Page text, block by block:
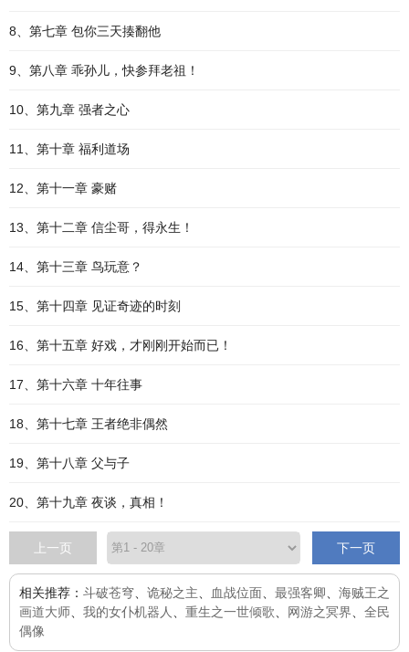
8、第七章 包你三天揍翻他
9、第八章 乖孙儿，快参拜老祖！
10、第九章 强者之心
11、第十章 福利道场
12、第十一章 豪赌
13、第十二章 信尘哥，得永生！
14、第十三章 鸟玩意？
15、第十四章 见证奇迹的时刻
16、第十五章 好戏，才刚刚开始而已！
17、第十六章 十年往事
18、第十七章 王者绝非偶然
19、第十八章 父与子
20、第十九章 夜谈，真相！
上一页 下一页
相关推荐： 斗破苍穹 诡秘之主 血战位面 最强客卿
海贼王之
画道大师
我的女仆机器人 重生之一世倾歌 网游之冥界
全民
偶像